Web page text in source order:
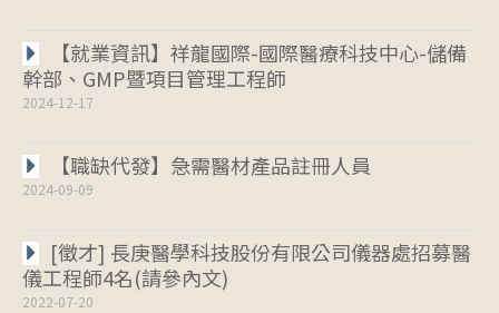
【就業資訊】祥龍國際-國際醫療科技中心-儲備
幹部、GMP暨項目管理工程師
2024-12-17
【職缺代發】急需醫材產品註冊人員
2024-09-09
[徵才] 長庚醫學科技股份有限公司儀器處招募醫
儀工程師4名(請參內文)
2022-07-20